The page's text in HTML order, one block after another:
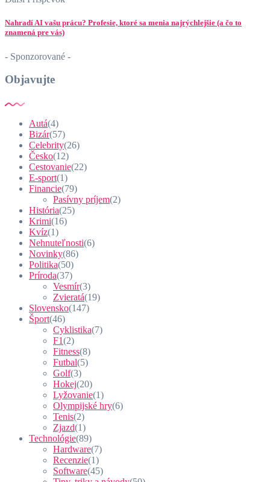
Nahradí AI vašu prácu? Profesie, ktoré sa menia najrýchlejšie (a čo to
znamená pre vás)
- Sponzorované -
Objavujte
Autá(4)
Bizár(57)
Celebrity(26)
Česko(12)
Cestovanie(22)
E-sport(1)
Financie(79)
Pasívny príjem(2)
História(25)
Krimi(16)
Kvíz(1)
Nehnuteľnosti(6)
Novinky(86)
Politika(50)
Príroda(37)
Vesmír(3)
Zvieratá(19)
Slovensko(147)
Šport(46)
Cyklistika(7)
F1(2)
Fitness(8)
Futbal(5)
Golf(3)
Hokej(20)
Lyžovanie(1)
Olympijské hry(6)
Tenis(2)
Zjazd(1)
Technológie(89)
Hardware(7)
Recenzie(1)
Software(45)